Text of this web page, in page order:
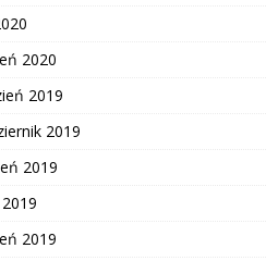
2020
2019
2019
2019
2019